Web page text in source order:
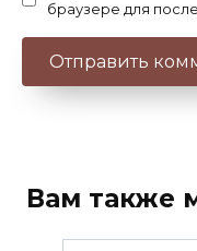
браузере для
Вам также